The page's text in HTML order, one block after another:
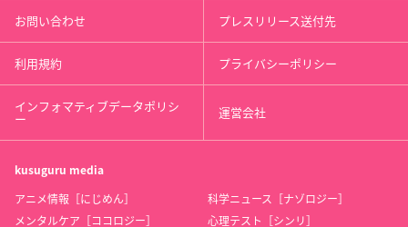
お問い合わせ プレスリリース送付先
利用規約 プライバシーポリシー
インフォマティブデータポリシ
ー 運営会社
kusuguru media
アニメ情報［にじめん］
科学ニュース［ナゾロジー］
メンタルケア［ココロジー］
心理テスト［シンリ］